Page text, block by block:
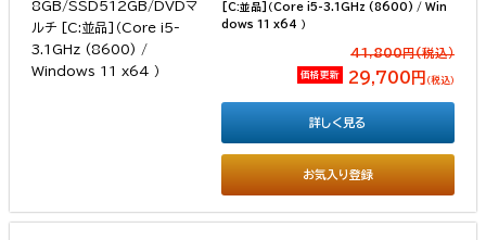
[C:並品]（Core i5-3.1GHz (8600) / Win
dows 11 x64 ）
41,800円(税込）
価格更新 29,700円 （税込）
お気入り登録
詳しく見る